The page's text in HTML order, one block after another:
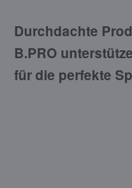
Durchdachte
B.PRO
für die perfekte